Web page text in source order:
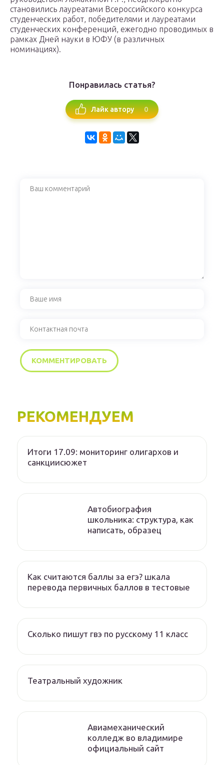
становились лауреатами Всероссийского конкурса
студенческих работ, победителями и лауреатами
студенческих конференций, ежегодно проводимых в
рамках Дней науки в ЮФУ (в различных
номинациях).
Понравилась статья?
Лайк автору 0
РЕКОМЕНДУЕМ
Итоги 17.09: мониторинг олигархов и
санкциисюжет
Автобиография
школьника: структура, как
написать, образец
Как считаются баллы за егэ? шкала
перевода первичных баллов в тестовые
Сколько пишут гвэ по русскому 11 класс
Театральный художник
Авиамеханический
колледж во владимире
официальный сайт